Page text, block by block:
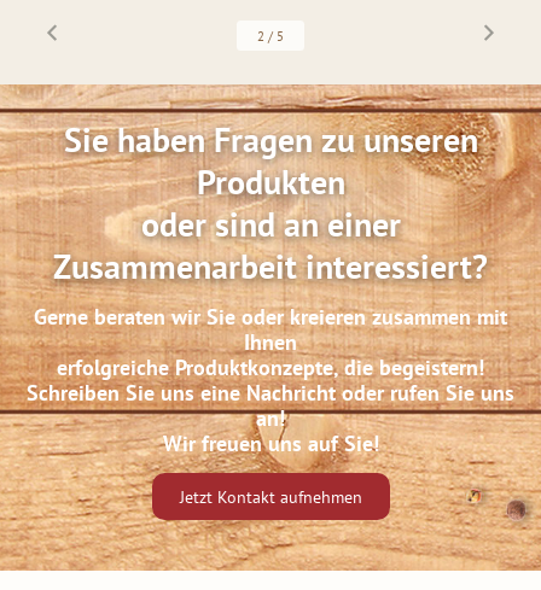
2 / 5
Sie haben Fragen zu unseren
Produkten
oder sind an einer
Zusammenarbeit interessiert?
Gerne beraten wir Sie oder kreieren zusammen mit
Ihnen
erfolgreiche Produktkonzepte, die begeistern!
Schreiben Sie uns eine Nachricht oder rufen Sie uns
an!
Wir freuen uns auf Sie!
Jetzt Kontakt aufnehmen